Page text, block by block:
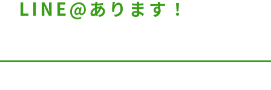
LINE@あります！